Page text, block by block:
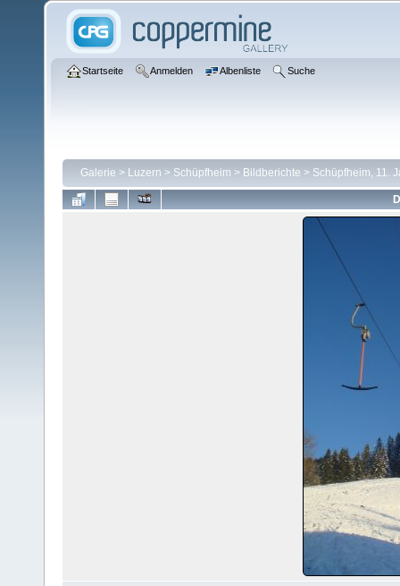
Startseite Anmelden Albenliste Suche
Galerie > Luzern > Schüpfheim > Bildberichte > Schüpfheim, 11.